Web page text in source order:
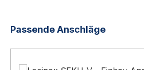
Produktgalerie überspringen
Passende Anschläge